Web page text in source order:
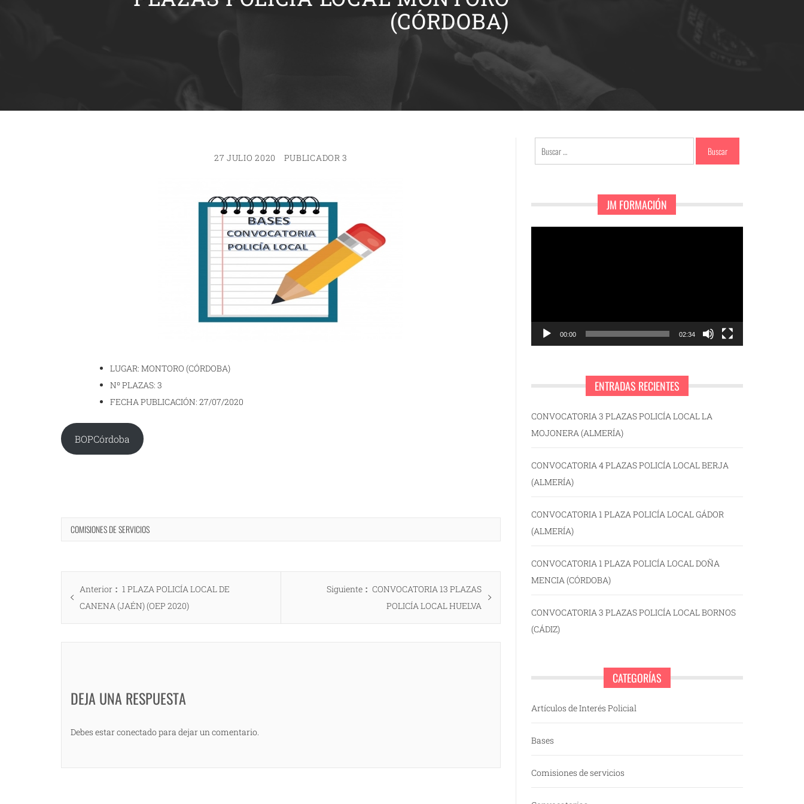
(CÓRDOBA)
27 JULIO 2020 PUBLICADOR 3
LUGAR: MONTORO (CÓRDOBA)
Nº PLAZAS: 3
FECHA PUBLICACIÓN: 27/07/2020
BOPCórdoba
COMISIONES DE SERVICIOS
Navegación
de Anterior
Entrada
anterior:
1 PLAZA POLICÍA LOCAL DE
CANENA (JAÉN) (OEP 2020)
Siguiente
Entrada
siguiente:
CONVOCATORIA 13 PLAZAS
POLICÍA LOCAL HUELVA
DEJA UNA RESPUESTA
Debes estar conectado para dejar un comentario.
Buscar:
JM FORMACIÓN
00:00 02:34
ENTRADAS RECIENTES
CONVOCATORIA 3 PLAZAS POLICÍA LOCAL LA
MOJONERA (ALMERÍA)
CONVOCATORIA 4 PLAZAS POLICÍA LOCAL BERJA
(ALMERÍA)
CONVOCATORIA 1 PLAZA POLICÍA LOCAL GÁDOR
(ALMERÍA)
CONVOCATORIA 1 PLAZA POLICÍA LOCAL DOÑA
MENCIA (CÓRDOBA)
CONVOCATORIA 3 PLAZAS POLICÍA LOCAL BORNOS
(CÁDIZ)
CATEGORÍAS
Artículos de Interés Policial
Bases
Comisiones de servicios